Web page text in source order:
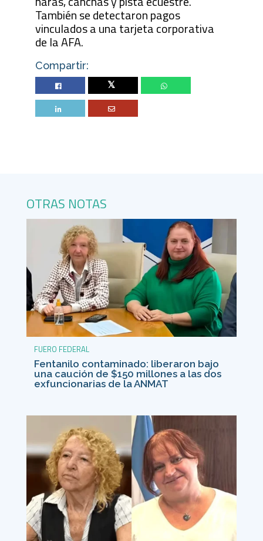
También se detectaron pagos
vinculados a una tarjeta corporativa
de la AFA.
Compartir:
Twitter
OTRAS NOTAS
FUERO FEDERAL
Fentanilo contaminado: liberaron bajo
una caución de $150 millones a las dos
exfuncionarias de la ANMAT